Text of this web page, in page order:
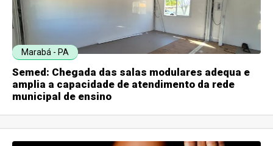
Marabá - PA
Semed: Chegada das salas modulares adequa e
amplia a capacidade de atendimento da rede
municipal de ensino